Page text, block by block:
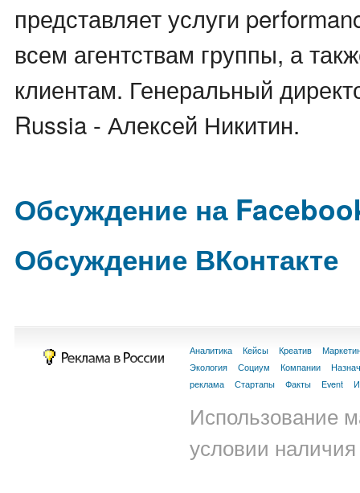
представляет услуги
всем агентствам группы, а
клиентам. Генеральный
Russia - Алексей Никитин.
Обсуждение на
Обсуждение ВКонтакте
Аналитика Кейсы Креатив
Экология
Социум Компании
реклама
Стартапы Факты Event
Использование
условии